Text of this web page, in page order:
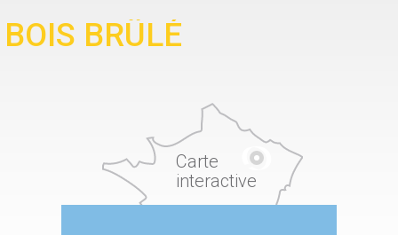
BOIS BRÛLÉ
Carte
interactive